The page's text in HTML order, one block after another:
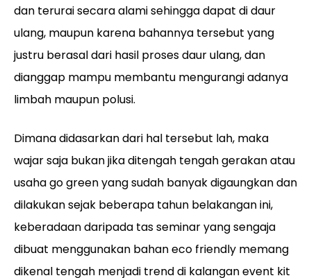
dan terurai secara alami sehingga dapat di daur
ulang, maupun karena bahannya tersebut yang
justru berasal dari hasil proses daur ulang, dan
dianggap mampu membantu mengurangi adanya
limbah maupun polusi.
Dimana didasarkan dari hal tersebut lah, maka
wajar saja bukan jika ditengah tengah gerakan atau
usaha go green yang sudah banyak digaungkan dan
dilakukan sejak beberapa tahun belakangan ini,
keberadaan daripada tas seminar yang sengaja
dibuat menggunakan bahan eco friendly memang
dikenal tengah menjadi trend di kalangan event kit